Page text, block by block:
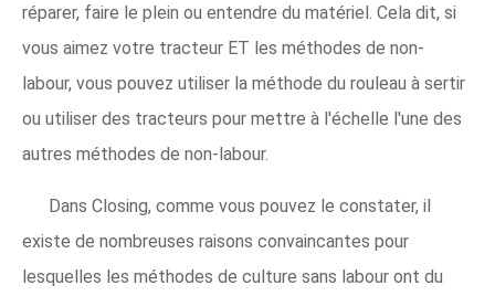
réparer, faire le plein ou entendre du matériel. Cela dit, si
vous aimez votre tracteur ET les méthodes de non-
labour, vous pouvez utiliser la méthode du rouleau à sertir
ou utiliser des tracteurs pour mettre à l'échelle l'une des
autres méthodes de non-labour.
Dans Closing, comme vous pouvez le constater, il
existe de nombreuses raisons convaincantes pour
lesquelles les méthodes de culture sans labour ont du